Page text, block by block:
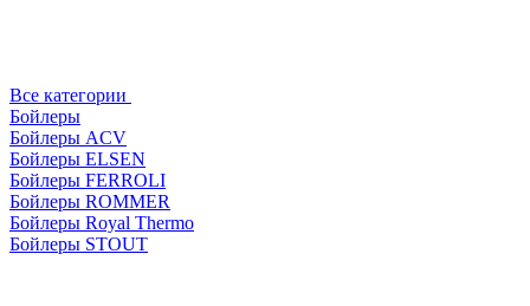
Все категории
Бойлеры
Бойлеры ACV
Бойлеры ELSEN
Бойлеры FERROLI
Бойлеры ROMMER
Бойлеры Royal Thermo
Бойлеры STOUT